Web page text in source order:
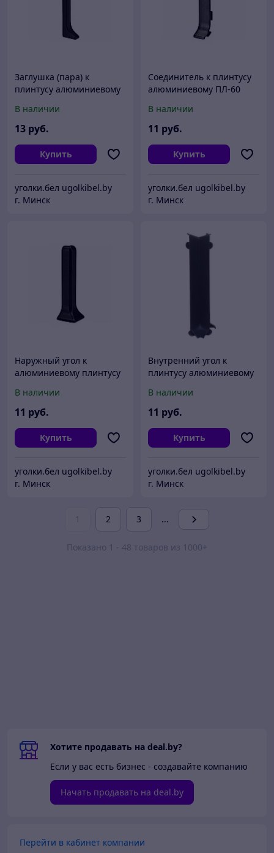
Заглушка (пара) к
плинтусу алюминиевому
В наличии
13 руб.
Купить
уголки.бел ugolkibel.by
г. Минск
Соединитель к плинтусу
алюминиевому ПЛ-60
В наличии
11 руб.
Купить
уголки.бел ugolkibel.by
г. Минск
Наружный угол к
алюминиевому плинтусу
В наличии
11 руб.
Купить
уголки.бел ugolkibel.by
г. Минск
Внутренний угол к
плинтусу алюминиевому
В наличии
11 руб.
Купить
уголки.бел ugolkibel.by
г. Минск
1 2 3 ...
Показано 1 - 48 товаров из 1000+
Хотите продавать на deal.by?
Если у вас есть бизнес - создавайте компанию
Начать продавать на deal.by
Перейти в кабинет компании